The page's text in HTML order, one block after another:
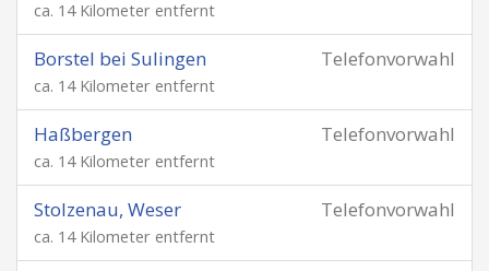
ca. 14 Kilometer entfernt
Telefonvorwahl
Borstel bei Sulingen
ca. 14 Kilometer entfernt
Telefonvorwahl
Haßbergen
ca. 14 Kilometer entfernt
Telefonvorwahl
Stolzenau, Weser
ca. 14 Kilometer entfernt